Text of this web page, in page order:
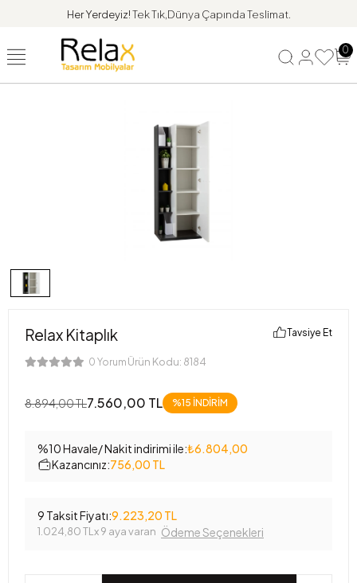
Her Yerdeyiz!Tek Tık,Dünya Çapında Teslimat.
0
Relax Kitaplık
0 Yorum Ürün Kodu: 8184
Tavsiye Et
8.894,00 TL7.560,00 TL %15 İNDİRİM
%10 Havale/ Nakit indirimi ile:₺6.804,00
Kazancınız:756,00 TL
9 Taksit Fiyatı:9.223,20 TL
1.024,80 TL x 9 aya varan Ödeme Seçenekleri